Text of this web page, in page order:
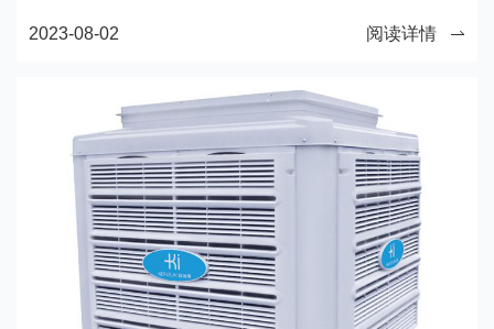
比。
2023-08-02 阅读详情